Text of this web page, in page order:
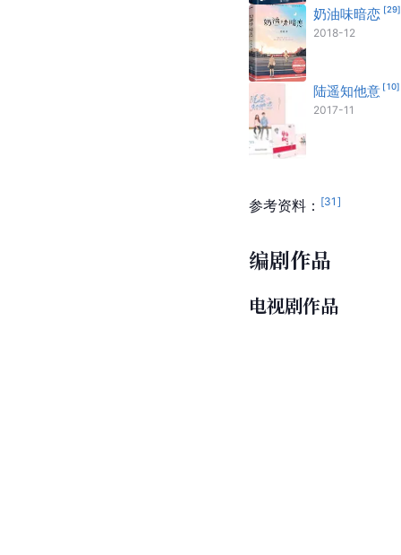
奶油味暗恋 [29]
2018-12
陆遥知他意 [10]
2017-11
参考资料： [31 ]
编剧作品
电视剧作品